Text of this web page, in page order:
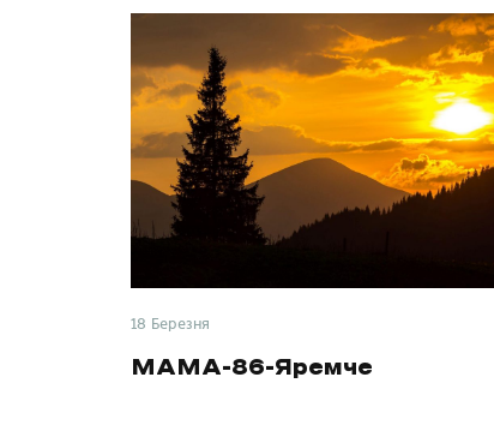
18 Березня
МАМА-86-Яремче